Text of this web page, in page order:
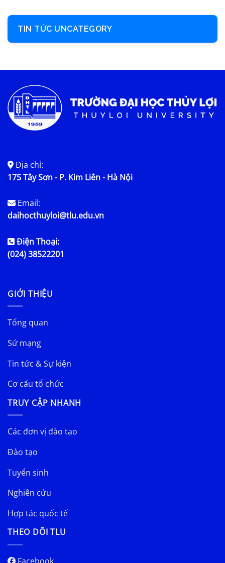
TIN TỨC UNCATEGORY
Địa chỉ:
175 Tây Sơn - P. Kim Liên - Hà Nội
Email:
daihocthuyloi@tlu.edu.vn
Điện Thoại:
(024) 38522201
GIỚI THIỆU
Tổng quan
Sứ mạng
Tin tức & Sự kiện
Cơ cấu tổ chức
TRUY CẬP NHANH
Các đơn vị đào tạo
Đào tạo
Tuyển sinh
Nghiên cứu
Hợp tác quốc tế
THEO DÕI TLU